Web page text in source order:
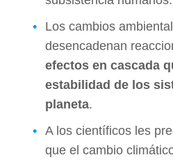
Los cambios
desencadenan
efectos en cascada
estabilidad de los
planeta.
A los científicos les
que el cambio